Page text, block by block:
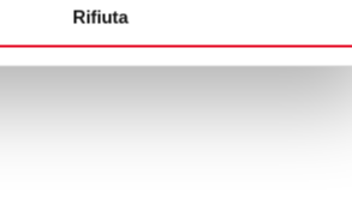
Rifiuta